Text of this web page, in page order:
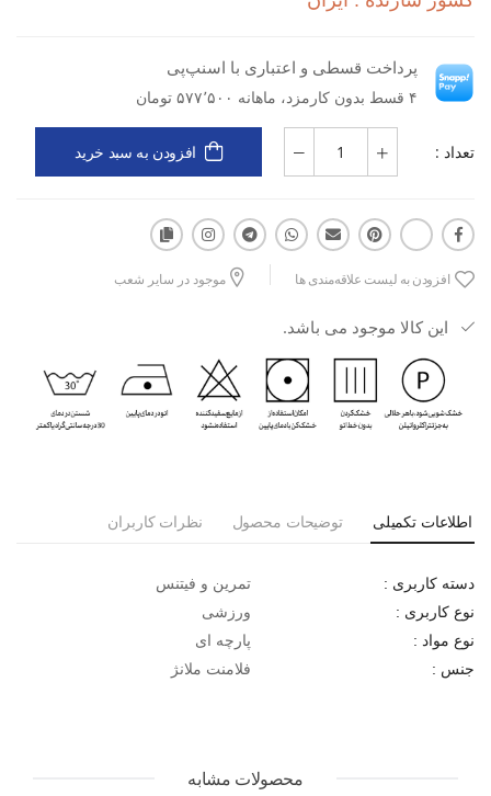
نوع مواد: پارچه‌ای
جنس: فلامنت ملانژ
ورزشی
کاربرد: باشگاه، فیتنس، تمرینات هوازی، حرکات کششی و فعالیت‌های
سبک ورزشی
پرداخت قسطی و اعتباری با اسنپ‌پی
۴ قسط بدون کارمزد، ماهانه ۵۷۷٬۵۰۰ تومان
تعداد : افزودن به سبد خرید
افزودن به لیست علاقه‌مندی ها موجود در سایر شعب
این کالا موجود می باشد.
اطلاعات تکمیلی توضیحات محصول نظرات کاربران
دسته کاربری : تمرین و فیتنس
نوع کاربری : ورزشی
نوع مواد : پارچه ای
جنس : فلامنت ملانژ
محصولات مشابه